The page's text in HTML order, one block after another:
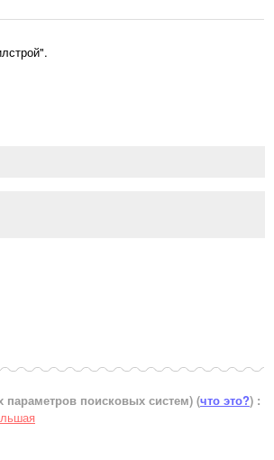
параметров поисковых систем) (что это?) :